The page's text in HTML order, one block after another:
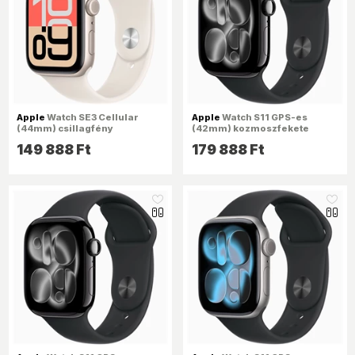
Apple Watch SE3 Cellular
(44mm) csillagfény
M/L sportszíjas okosóra
149 888 Ft
Apple Watch S11 GPS-es
(42mm) kozmoszfekete
sportszíjas okosóra
179 888 Ft
like_16 like_16